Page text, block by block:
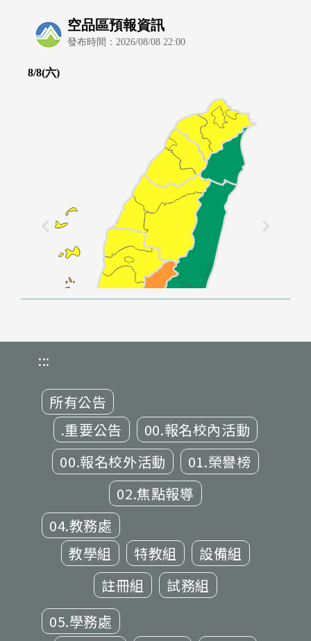
:::
所有公告
.重要公告
00.報名校內活動
00.報名校外活動
01.榮譽榜
02.焦點報導
04.教務處
教學組
特教組
設備組
註冊組
試務組
05.學務處